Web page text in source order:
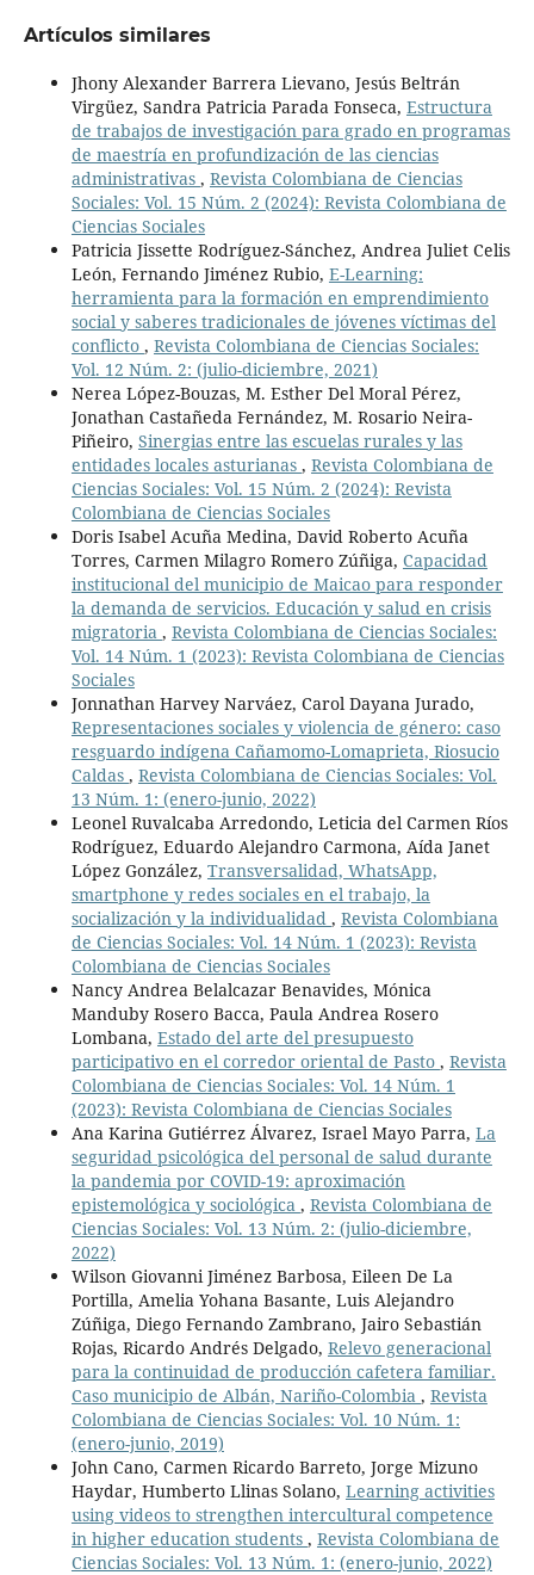
Artículos similares
Jhony Alexander Barrera Lievano, Jesús Beltrán
Virgüez, Sandra Patricia Parada Fonseca, Estructura
de trabajos de investigación para grado en programas
de maestría en profundización de las ciencias
administrativas , Revista Colombiana de Ciencias
Sociales: Vol. 15 Núm. 2 (2024): Revista Colombiana de
Ciencias Sociales
Patricia Jissette Rodríguez-Sánchez, Andrea Juliet Celis
León, Fernando Jiménez Rubio, E-Learning:
herramienta para la formación en emprendimiento
social y saberes tradicionales de jóvenes víctimas del
conflicto , Revista Colombiana de Ciencias Sociales:
Vol. 12 Núm. 2: (julio-diciembre, 2021)
Nerea López-Bouzas, M. Esther Del Moral Pérez,
Jonathan Castañeda Fernández, M. Rosario Neira-
Piñeiro, Sinergias entre las escuelas rurales y las
entidades locales asturianas , Revista Colombiana de
Ciencias Sociales: Vol. 15 Núm. 2 (2024): Revista
Colombiana de Ciencias Sociales
Doris Isabel Acuña Medina, David Roberto Acuña
Torres, Carmen Milagro Romero Zúñiga, Capacidad
institucional del municipio de Maicao para responder
la demanda de servicios. Educación y salud en crisis
migratoria , Revista Colombiana de Ciencias Sociales:
Vol. 14 Núm. 1 (2023): Revista Colombiana de Ciencias
Sociales
Jonnathan Harvey Narváez, Carol Dayana Jurado,
Representaciones sociales y violencia de género: caso
resguardo indígena Cañamomo-Lomaprieta, Riosucio
Caldas , Revista Colombiana de Ciencias Sociales: Vol.
13 Núm. 1: (enero-junio, 2022)
Leonel Ruvalcaba Arredondo, Leticia del Carmen Ríos
Rodríguez, Eduardo Alejandro Carmona, Aída Janet
López González, Transversalidad, WhatsApp,
smartphone y redes sociales en el trabajo, la
socialización y la individualidad , Revista Colombiana
de Ciencias Sociales: Vol. 14 Núm. 1 (2023): Revista
Colombiana de Ciencias Sociales
Nancy Andrea Belalcazar Benavides, Mónica
Manduby Rosero Bacca, Paula Andrea Rosero
Lombana, Estado del arte del presupuesto
participativo en el corredor oriental de Pasto , Revista
Colombiana de Ciencias Sociales: Vol. 14 Núm. 1
(2023): Revista Colombiana de Ciencias Sociales
Ana Karina Gutiérrez Álvarez, Israel Mayo Parra, La
seguridad psicológica del personal de salud durante
la pandemia por COVID-19: aproximación
epistemológica y sociológica , Revista Colombiana de
Ciencias Sociales: Vol. 13 Núm. 2: (julio-diciembre,
2022)
Wilson Giovanni Jiménez Barbosa, Eileen De La
Portilla, Amelia Yohana Basante, Luis Alejandro
Zúñiga, Diego Fernando Zambrano, Jairo Sebastián
Rojas, Ricardo Andrés Delgado, Relevo generacional
para la continuidad de producción cafetera familiar.
Caso municipio de Albán, Nariño-Colombia , Revista
Colombiana de Ciencias Sociales: Vol. 10 Núm. 1:
(enero-junio, 2019)
John Cano, Carmen Ricardo Barreto, Jorge Mizuno
Haydar, Humberto Llinas Solano, Learning activities
using videos to strengthen intercultural competence
in higher education students , Revista Colombiana de
Ciencias Sociales: Vol. 13 Núm. 1: (enero-junio, 2022)